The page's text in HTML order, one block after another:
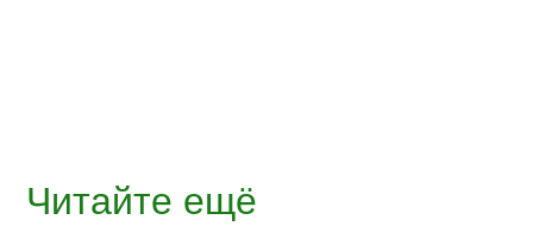
Читайте ещё